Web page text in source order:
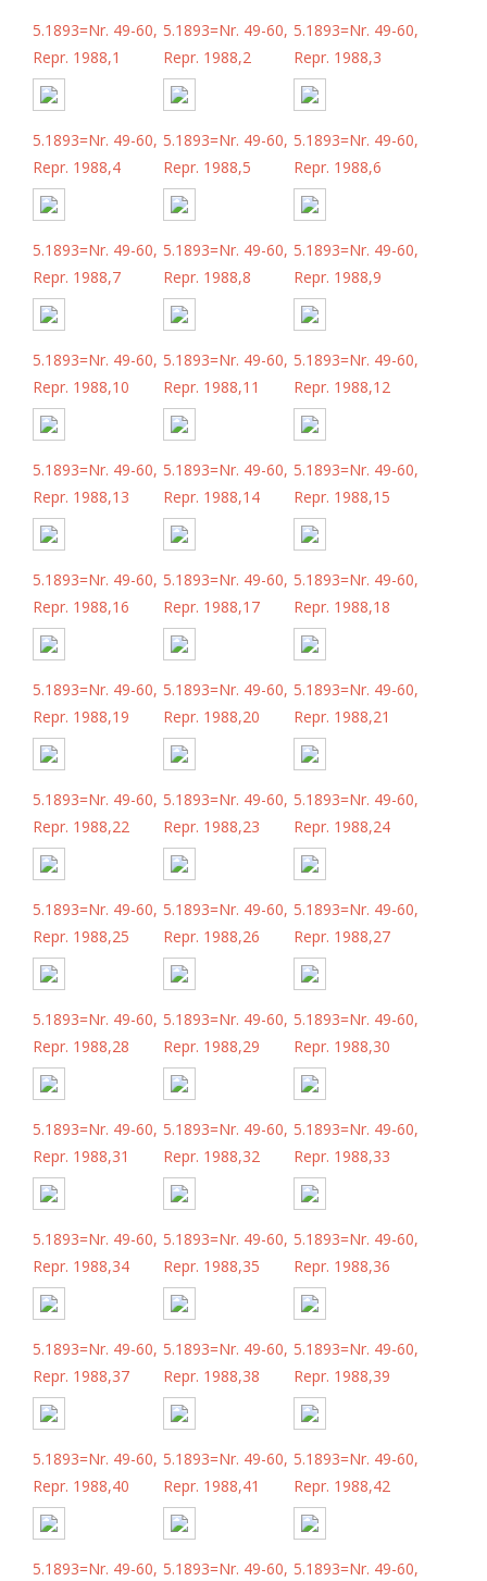
5.1893=Nr. 49-60,
Repr. 1988,1
5.1893=Nr. 49-60,
Repr. 1988,2
5.1893=Nr. 49-60,
Repr. 1988,3
5.1893=Nr. 49-60,
Repr. 1988,4
5.1893=Nr. 49-60,
Repr. 1988,5
5.1893=Nr. 49-60,
Repr. 1988,6
5.1893=Nr. 49-60,
Repr. 1988,7
5.1893=Nr. 49-60,
Repr. 1988,8
5.1893=Nr. 49-60,
Repr. 1988,9
5.1893=Nr. 49-60,
Repr. 1988,10
5.1893=Nr. 49-60,
Repr. 1988,11
5.1893=Nr. 49-60,
Repr. 1988,12
5.1893=Nr. 49-60,
Repr. 1988,13
5.1893=Nr. 49-60,
Repr. 1988,14
5.1893=Nr. 49-60,
Repr. 1988,15
5.1893=Nr. 49-60,
Repr. 1988,16
5.1893=Nr. 49-60,
Repr. 1988,17
5.1893=Nr. 49-60,
Repr. 1988,18
5.1893=Nr. 49-60,
Repr. 1988,19
5.1893=Nr. 49-60,
Repr. 1988,20
5.1893=Nr. 49-60,
Repr. 1988,21
5.1893=Nr. 49-60,
Repr. 1988,22
5.1893=Nr. 49-60,
Repr. 1988,23
5.1893=Nr. 49-60,
Repr. 1988,24
5.1893=Nr. 49-60,
Repr. 1988,25
5.1893=Nr. 49-60,
Repr. 1988,26
5.1893=Nr. 49-60,
Repr. 1988,27
5.1893=Nr. 49-60,
Repr. 1988,28
5.1893=Nr. 49-60,
Repr. 1988,29
5.1893=Nr. 49-60,
Repr. 1988,30
5.1893=Nr. 49-60,
Repr. 1988,31
5.1893=Nr. 49-60,
Repr. 1988,32
5.1893=Nr. 49-60,
Repr. 1988,33
5.1893=Nr. 49-60,
Repr. 1988,34
5.1893=Nr. 49-60,
Repr. 1988,35
5.1893=Nr. 49-60,
Repr. 1988,36
5.1893=Nr. 49-60,
Repr. 1988,37
5.1893=Nr. 49-60,
Repr. 1988,38
5.1893=Nr. 49-60,
Repr. 1988,39
5.1893=Nr. 49-60,
Repr. 1988,40
5.1893=Nr. 49-60,
Repr. 1988,41
5.1893=Nr. 49-60,
Repr. 1988,42
5.1893=Nr. 49-60, 5.1893=Nr. 49-60, 5.1893=Nr. 49-60,